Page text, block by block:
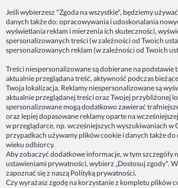
ZAINSPIRUJ SIĘ!
Dane firmy:
Spoko Motyw,
ul. Skowronia 3D/4, 30-
NIP 7343314687
telefon: 512821491
e-mail:kontakt@spoko-
92 1140 2004 0000 3202
Punkt odbioru zamówień:
Jeśli wybierzesz "Zgoda na wszystkie", będziemy
danych także do: opracowywania i udoskonalania
wyświetlania reklam i mierzenia ich skuteczności,
spersonalizowanych treści (w zależności od Twoich
spersonalizowanych reklam (w zależności od Twoich
Treści niespersonalizowane są dobierane na podstawie
aktualnie przeglądana treść, aktywność podczas
Twoja lokalizacja. Reklamy niespersonalizowane są
aktualnie przeglądanej treści oraz Twojej przybliżonej
spersonalizowane mogą dodatkowo zawierać
oraz lepiej dopasowane reklamy oparte na
w przeglądarce, np. wcześniejszych wyszukiwaniach w
przypadkach używamy plików cookie i danych także do
wieku odbiorcy.
Aby zobaczyć dodatkowe informacje, w tym szczegóły
ustawieniami prywatności, wybierz „Dostosuj zgody".
zapoznać się z naszą Polityką prywatności.
Czy wyrażasz zgodę na korzystanie z kompletu plików